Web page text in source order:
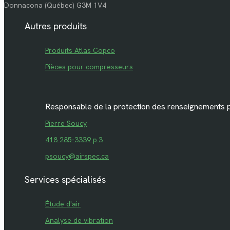
Donnacona (Québec) G3M 1V4
Autres produits
Produits Atlas Copco
Pièces pour compresseurs
Responsable de la protection des renseignements
Pierre Soucy
418 285-3339 p.3
psoucy@airspec.ca
Services spécialisés
Étude d'air
Analyse de vibration